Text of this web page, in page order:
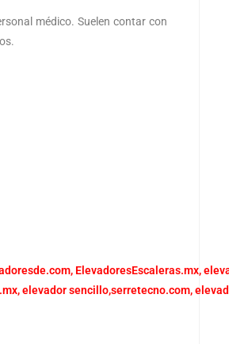
médico. Suelen contar con
ElevadoresEscaleras.mx,
,elevador sencillo,serretecno.com,